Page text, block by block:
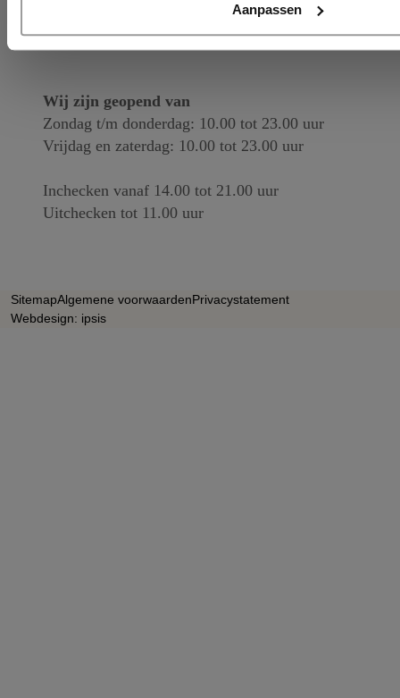
Aanpassen
Wij zijn geopend van
Zondag t/m donderdag: 10.00 tot 23.00 uur
Vrijdag en zaterdag: 10.00 tot 23.00 uur
Inchecken vanaf 14.00 tot 21.00 uur
Uitchecken tot 11.00 uur
SitemapAlgemene voorwaardenPrivacystatement
Webdesign: ipsis